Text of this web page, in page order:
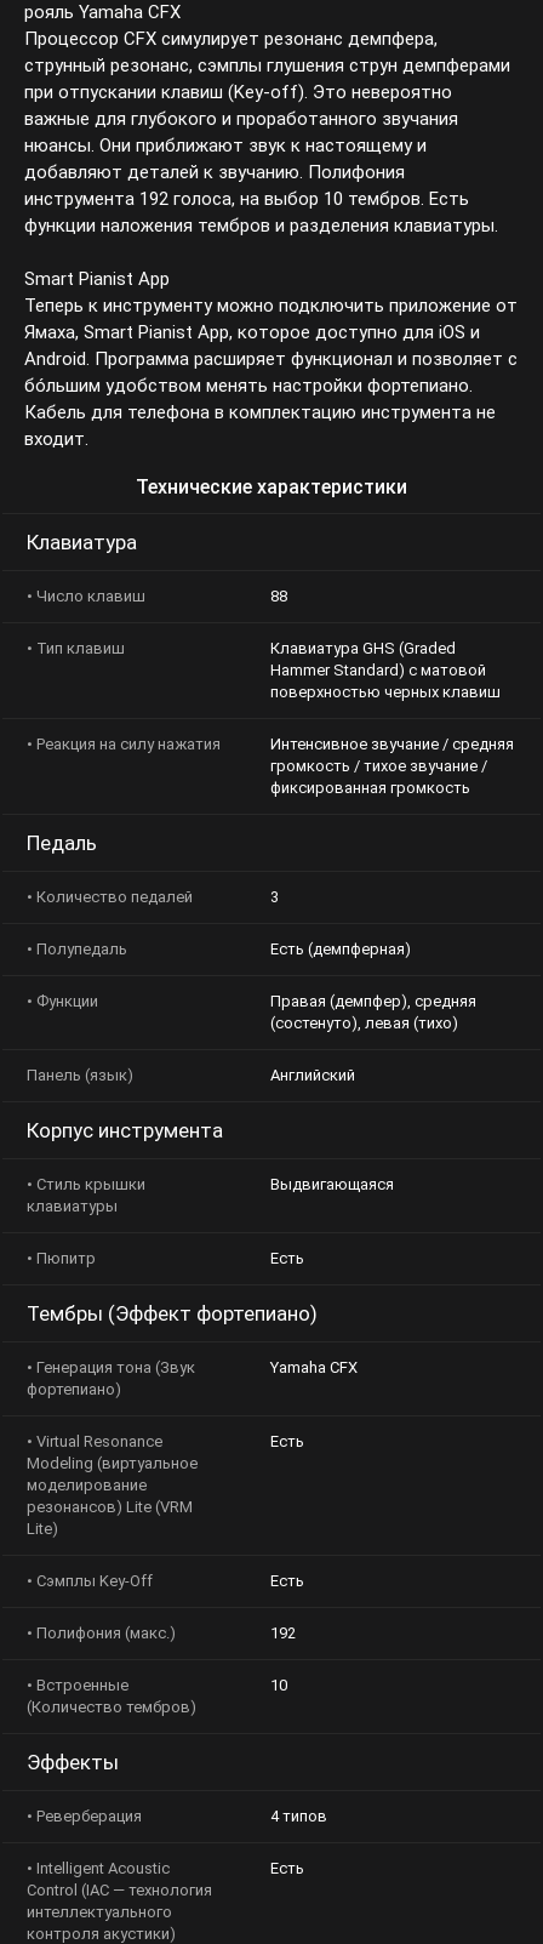
Yamaha CFX
Процессор CFX симулирует резонанс демпфера,
струнный резонанс, сэмплы глушения струн демпферами
при отпускании клавиш (Key-off). Это невероятно важные
для глубокого и проработанного звучания нюансы. Они
приближают звук к настоящему и добавляют деталей к
звучанию. Полифония инструмента 192 голоса, на выбор
10 тембров. Есть функции наложения тембров и
разделения клавиатуры.
Smart Pianist App
Теперь к инструменту можно подключить приложение от
Ямаха, Smart Pianist App, которое доступно для iOS и
Android. Программа расширяет функционал и позволяет с
бóльшим удобством менять настройки фортепиано.
Кабель для телефона в комплектацию инструмента не
входит.
Технические характеристики
Клавиатура
• Число клавиш 88
• Тип клавиш
Клавиатура GHS (Graded
Hammer Standard) с матовой
поверхностью черных клавиш
• Реакция на силу
Интенсивное звучание / средняя
громкость / тихое звучание /
фиксированная громкость
Педаль
• Количество педалей 3
• Полупедаль Есть (демпферная)
• Функции
Правая (демпфер), средняя
(состенуто), левая (тихо)
Панель (язык) Английский
Корпус инструмента
• Стиль крышки
клавиатуры
Выдвигающаяся
• Пюпитр Есть
Тембры (Эффект фортепиано)
• Генерация тона (Звук
фортепиано)
Yamaha CFX
• Virtual Resonance
Modeling (виртуальное
моделирование
резонансов) Lite (VRM
Lite)
Есть
• Сэмплы Key-Off Есть
• Полифония (макс.) 192
• Встроенные (Количество
тембров)
10
Эффекты
• Реверберация 4 типов
• Intelligent Acoustic
Control (IAC — технология
интеллектуального
контроля акустики)
Есть